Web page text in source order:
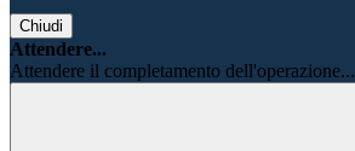
Chiudi
Attendere...
Attendere il completamento dell'operazione...